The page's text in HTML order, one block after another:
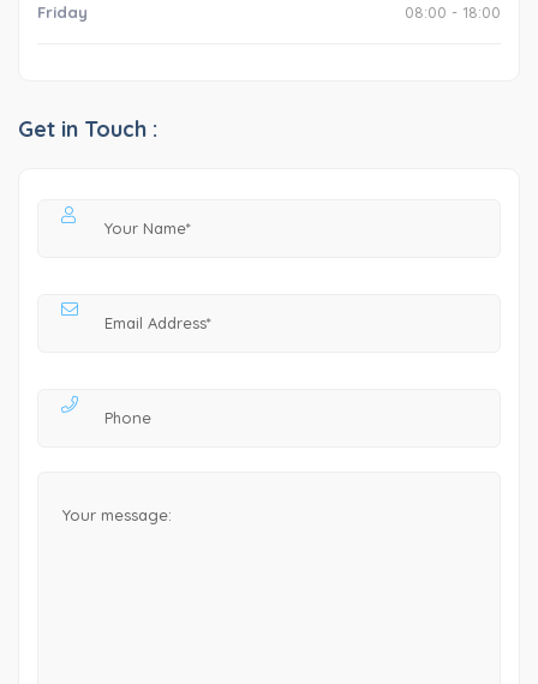
Friday 08:00 - 18:00
Get in Touch :